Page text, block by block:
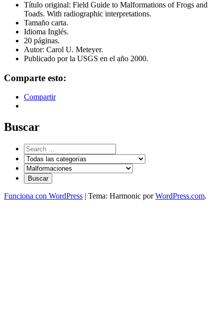
Título original: Field Guide to Malformations of Frogs and
Toads. With radiographic interpretations.
Tamaño carta.
Idioma Inglés.
20 páginas.
Autor: Carol U. Meteyer.
Publicado por la USGS en el año 2000.
Comparte esto:
Compartir
Buscar
Funciona con WordPress | Tema: Harmonic porWordPress.com.